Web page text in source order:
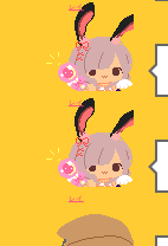
レイ
レイ
レイ